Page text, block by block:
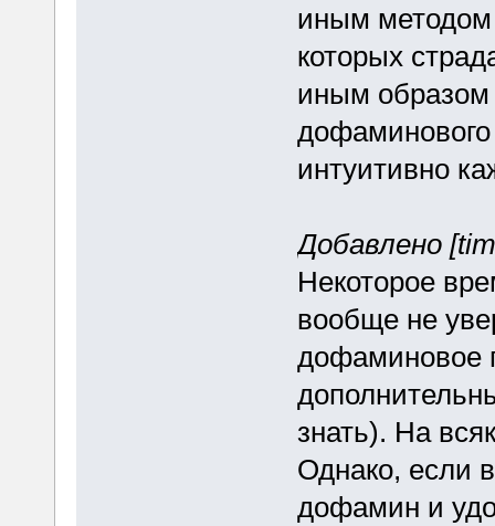
иным методом
которых
иным образом
интуитивно
Добавлено
Некоторое
вообще не
дофаминовое
знать). На
Однако, если
дофамин и